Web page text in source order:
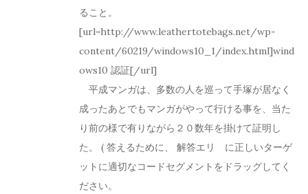
ること。
[url=http://www.leathertotebags.net/wp-
content/60219/windows10_1/index.html]wind
ows10 認証[/url]
平成マンガは、多数の人を巡って手塚が居なく
成ったあとでもマンガがやって行ける事を、当た
り前の様で有りながら２０数年を掛けて証明し
た。 ( 答えるために、 解答エリゕに正しいターゲ
ットに適切なコードセグメントをドラッグしてく
ださい。